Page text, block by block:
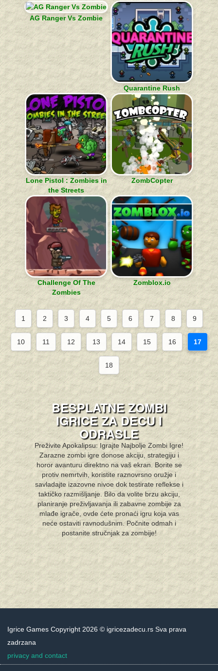
AG Ranger Vs Zombie
Quarantine Rush
Lone Pistol : Zombies in
the Streets
ZombCopter
Challenge Of The
Zombies
Zomblox.io
1 2 3 4 5 6 7 8 9
10 11 12 13 14 15 16 17
18
BESPLATNE ZOMBI
IGRICE ZA DECU I
ODRASLE
Preživite Apokalipsu: Igrajte Najbolje Zombi Igre!
Zarazne zombi igre donose akciju, strategiju i
horor avanturu direktno na vaš ekran. Borite se
protiv nemrtvih, koristite raznovrsno oružje i
savladajte izazovne nivoe dok testirate reflekse i
taktičko razmišljanje. Bilo da volite brzu akciju,
planiranje preživljavanja ili zabavne zombije za
mlađe igrače, ovde ćete pronaći igru koja vas
neće ostaviti ravnodušnim. Počnite odmah i
postanite stručnjak za zombije!
Igrice Games Copyright 2026 © igricezadecu.rs Sva prava
zadrzana
privacy and contact